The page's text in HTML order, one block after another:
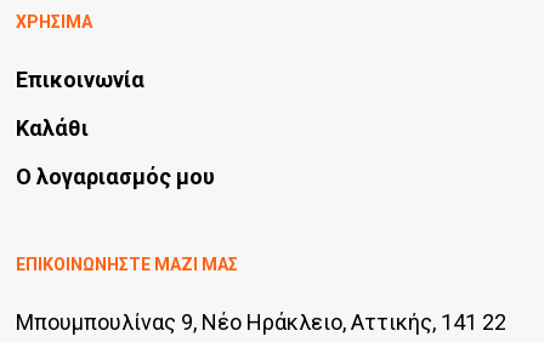
ΧΡΗΣΙΜΑ
Επικοινωνία
Καλάθι
Ο λογαριασμός μου
ΕΠΙΚΟΙΝΩΝΗΣΤΕ ΜΑΖΙ ΜΑΣ
Μπουμπουλίνας 9, Νέο Ηράκλειο, Αττικής, 141 22